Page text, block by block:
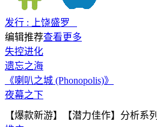
发行 : 上饶盛罗
编辑推荐查看更多
失控进化
遗忘之海
《喇叭之城 (Phonopolis)》
夜幕之下
【爆款新游】【潜力佳作】分析系列